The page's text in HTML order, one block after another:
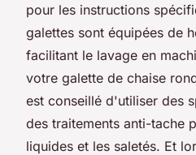
pour les instructions
galettes sont équipées de
facilitant le lavage en
votre galette de chaise
est conseillé d'utiliser des
des traitements anti-tache
liquides et les saletés. Et